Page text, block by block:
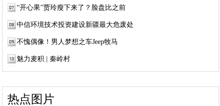
“开心果”贾玲瘦下来了？脸盘比之前
中信环境技术投资建设新疆最大危废处
不愧偶像！男人梦想之车Jeep牧马
魅力麦积 | 秦岭村
热点图片